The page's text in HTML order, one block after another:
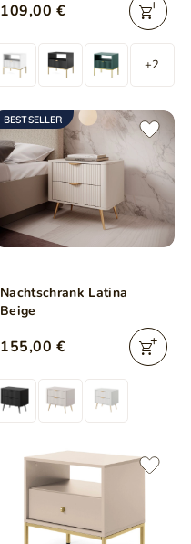
109,00 €
+2
BESTSELLER
Nachtschrank Latina
Beige
155,00 €